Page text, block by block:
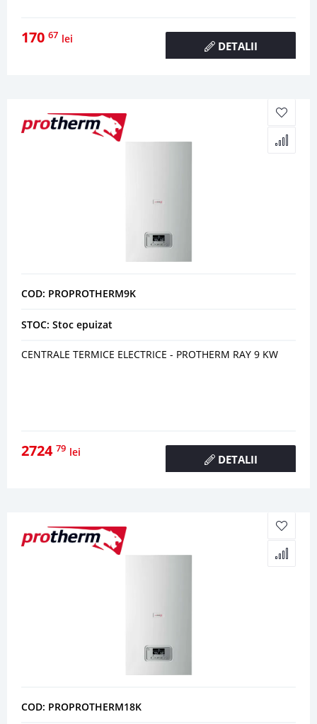
170 67 lei
DETALII
COD: PROPROTHERM9K
STOC: Stoc epuizat
CENTRALE TERMICE ELECTRICE - PROTHERM RAY 9 KW
2724 79 lei
DETALII
COD: PROPROTHERM18K